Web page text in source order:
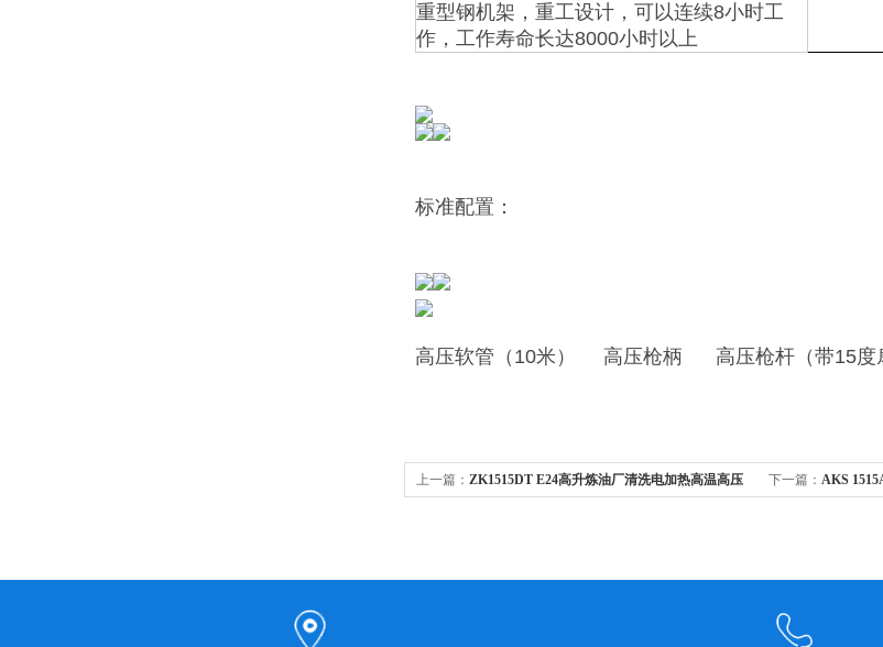
重型钢机架，重工设计，可以连续8小时工
作，工作寿命长达8000小时以上
标准配置：
高压软管（10米） 高压枪柄 高压枪杆（带15度
上一篇： ZK1515DT E24高升炼油厂清洗电加热高温高压 下一篇： AKS